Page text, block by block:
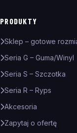
PRODUKTY
Sklep – gotowe
Seria G – Guma/Winyl
Seria S – Szczotka
Seria R – Ryps
Akcesoria
Zapytaj o ofertę